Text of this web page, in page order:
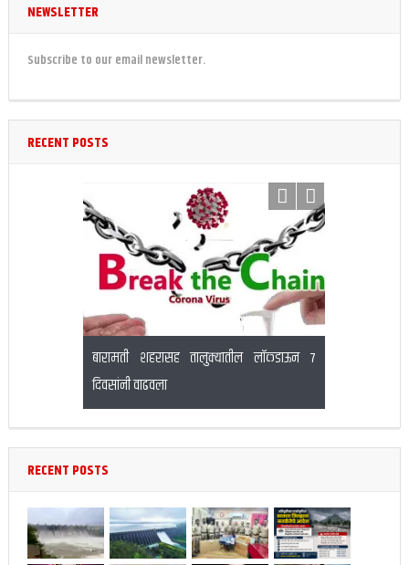
NEWSLETTER
Subscribe to our email newsletter.
RECENT POSTS
बारामती शहरासह तालुक्यातील लॉकडाऊन 7
दिवसांनी वाढवला
RECENT POSTS